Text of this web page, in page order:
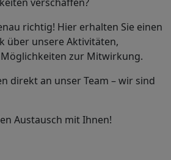
verschaffen?
richtig! Hier erhalten Sie einen
über unsere Aktivitäten,
zur Mitwirkung.
direkt an unser Team – wir sind
Austausch mit Ihnen!